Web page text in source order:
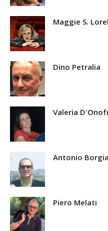
Maggie S.
Dino Petralia
Valeria
Antonio Borgia
Piero Melati